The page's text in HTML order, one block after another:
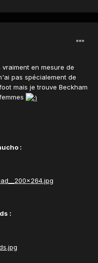
en mesure de
pas spécialement de
mais je trouve Beckham
:
: